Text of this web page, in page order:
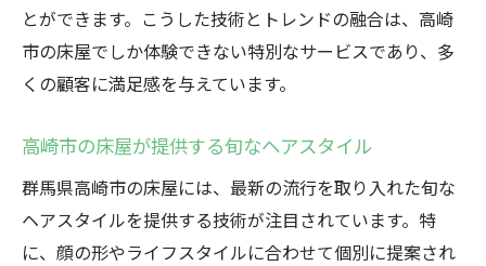
とができます。こうした技術とトレンドの融合は、高崎
市の床屋でしか体験できない特別なサービスであり、多
くの顧客に満足感を与えています。
高崎市の床屋が提供する旬なヘアスタイル
群馬県高崎市の床屋には、最新の流行を取り入れた旬な
ヘアスタイルを提供する技術が注目されています。特
に、顔の形やライフスタイルに合わせて個別に提案され